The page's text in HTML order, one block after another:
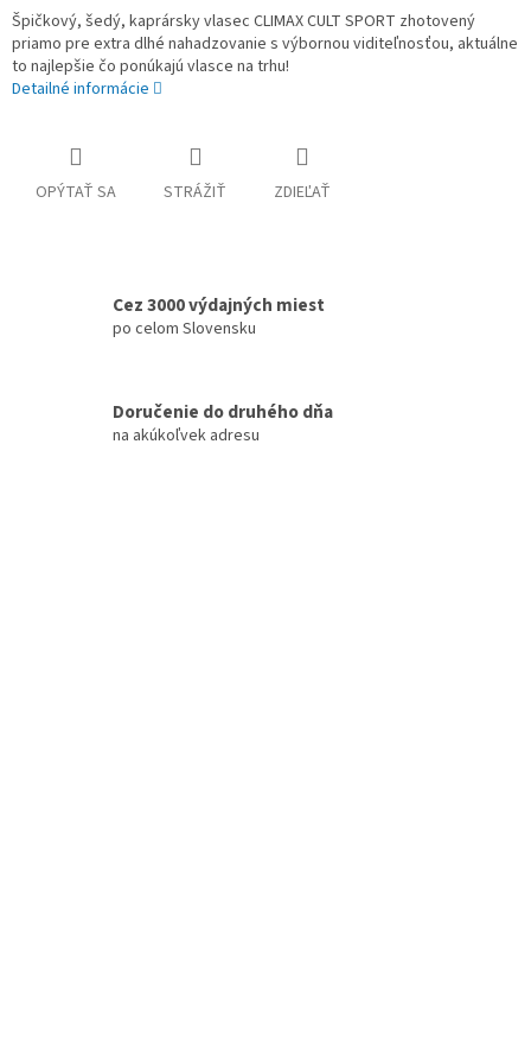
Špičkový, šedý, kaprársky vlasec CLIMAX CULT SPORT zhotovený
priamo pre extra dlhé nahadzovanie s výbornou viditeľnosťou, aktuálne
to najlepšie čo ponúkajú vlasce na trhu!
Detailné informácie
OPÝTAŤ SA STRÁŽIŤ ZDIEĽAŤ
Cez 3000 výdajných miest
po celom Slovensku
Doručenie do druhého dňa
na akúkoľvek adresu